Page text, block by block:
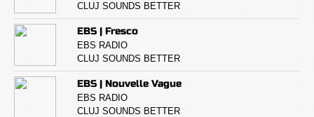
CLUJ SOUNDS BETTER
EBS | Fresco
EBS RADIO
CLUJ SOUNDS BETTER
EBS | Nouvelle Vague
EBS RADIO
CLUJ SOUNDS BETTER